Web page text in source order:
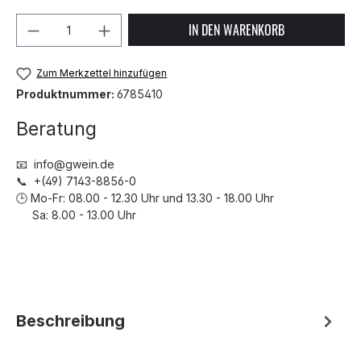
Produkt Anzahl: Gib denIN DEN WARENKORB
Zum Merkzettel hinzufügen
Produktnummer: 6785410
Beratung
📧 info@gwein.de
📞 +(49) 7143-8856-0
🕒 Mo-Fr: 08.00 - 12.30 Uhr und 13.30 - 18.00 Uhr
Sa: 8.00 - 13.00 Uhr
Beschreibung